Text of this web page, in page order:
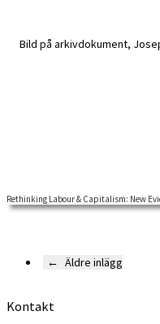
Using archival documents from
Rethinking Labour & Capitalism: New
← Äldre inlägg
Kontakt